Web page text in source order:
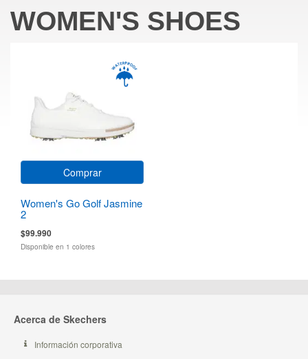
WOMEN'S SHOES
Comprar
Women's Go Golf Jasmine
2
$99.990
Disponible en 1 colores
Acerca de Skechers
Información corporativa